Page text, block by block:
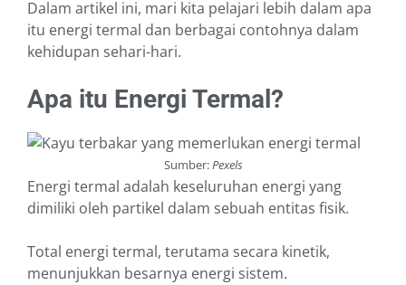
Dalam artikel ini, mari kita pelajari lebih dalam apa
itu energi termal dan berbagai contohnya dalam
kehidupan sehari-hari.
Apa itu Energi Termal?
Sumber:Pexels
Energi termal adalah keseluruhan energi yang
dimiliki oleh partikel dalam sebuah entitas fisik.
Total energi termal, terutama secara kinetik,
menunjukkan besarnya energi sistem.